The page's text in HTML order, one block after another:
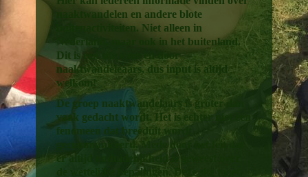
naaktwandelen en andere blote
buitenactiviteiten. Niet alleen in
Nederland, maar ook in het buitenland.
Dit is een site voor en door
naaktwandeleaars, dus input is altijd
welkom!
De groep naaktwandelaars is groter dan
vaak gedacht wordt. Het is echter niet een
fenomeen dat breeduit wordt
gecommuniceerd. Mede door het feit dat
er altijd onduidelijkheid is geweest over
de wettelijke bepalingen. Deze site moet